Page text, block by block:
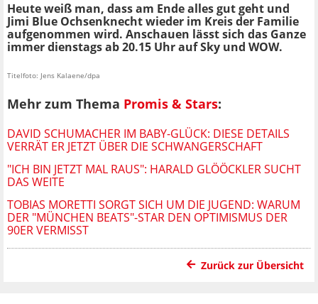
Heute weiß man, dass am Ende alles gut geht und
Jimi Blue Ochsenknecht wieder im Kreis der Familie
aufgenommen wird. Anschauen lässt sich das Ganze
immer dienstags ab 20.15 Uhr auf Sky und WOW.
Titelfoto: Jens Kalaene/dpa
Mehr zum Thema Promis & Stars:
DAVID SCHUMACHER IM BABY-GLÜCK: DIESE DETAILS
VERRÄT ER JETZT ÜBER DIE SCHWANGERSCHAFT
"ICH BIN JETZT MAL RAUS": HARALD GLÖÖCKLER SUCHT
DAS WEITE
TOBIAS MORETTI SORGT SICH UM DIE JUGEND: WARUM
DER "MÜNCHEN BEATS"-STAR DEN OPTIMISMUS DER
90ER VERMISST
Zurück zur Übersicht